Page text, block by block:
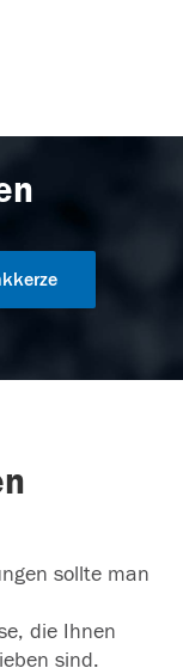
sollte man
die Ihnen
sind.